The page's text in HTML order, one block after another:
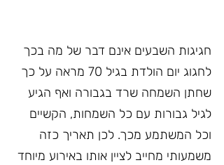
חגיגות השבעים אינם דבר של מה בכך
לחגוג יום הולדת בגיל 70 מראה על כך
שחתן השמחה שרד בגבורה ואף הגיע
לגיל גבורות עם כל השמחות, הקשיים
וכל המשתמע מכך. לכן תאריך כזה
משמעותי מחייב לציין אותו באירוע מיוחד